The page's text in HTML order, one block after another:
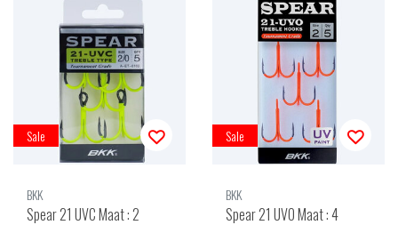
Sale
BKK
Spear 21 UVC Maat : 2
Sale
BKK
Spear 21 UVO Maat : 4